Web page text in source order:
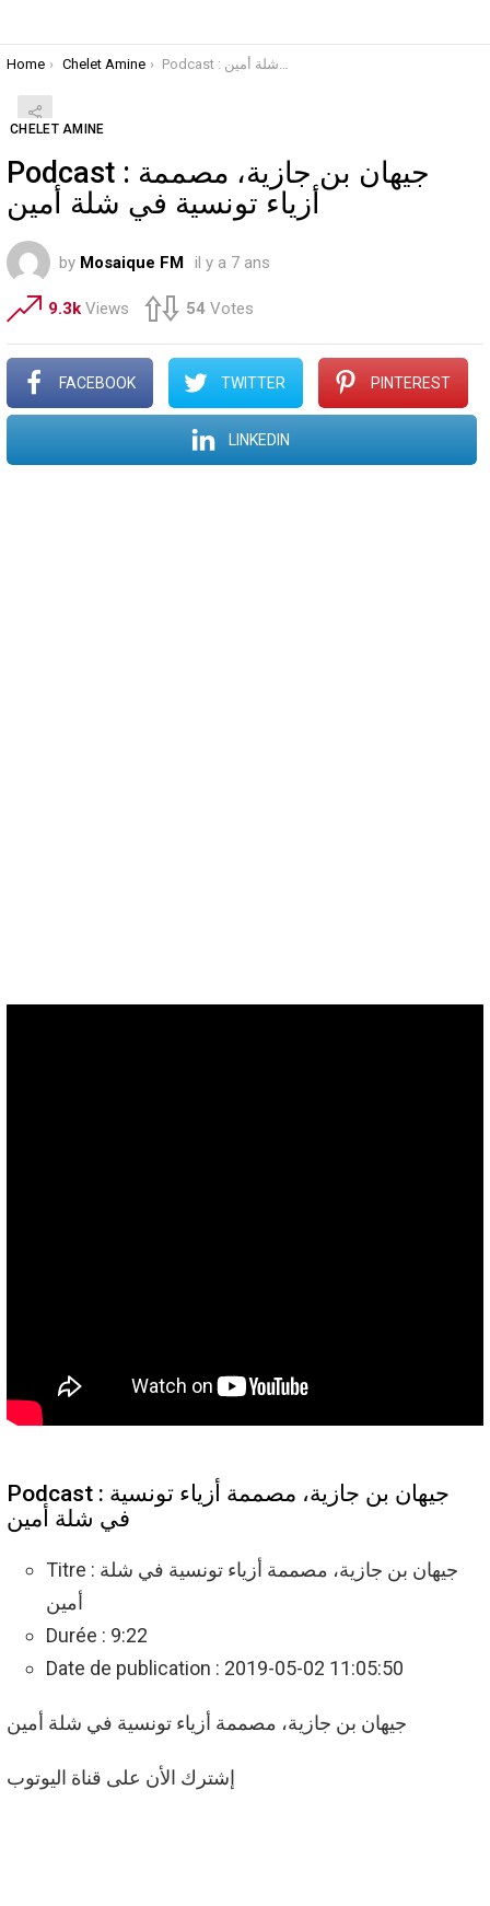
You are here:
Home Chelet Amine Podcast : جيهان بن جازية، مصممة أزياء تونسية في شلة أمين
CHELET AMINE
Podcast : جيهان بن جازية، مصممة
أزياء تونسية في شلة أمين
by Mosaique FM il y a 7 ans
9.3k Views 54 Votes
FACEBOOK TWITTER PINTEREST
LINKEDIN
Podcast : جيهان بن جازية، مصممة أزياء تونسية
في شلة أمين
Titre : جيهان بن جازية، مصممة أزياء تونسية في شلة
أمين
Durée : 9:22
Date de publication : 2019-05-02 11:05:50
جيهان بن جازية، مصممة أزياء تونسية في شلة أمين
إشترك الأن على قناة اليوتوب